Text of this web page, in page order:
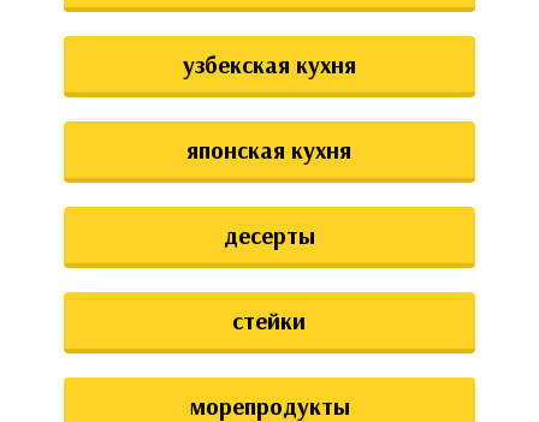
узбекская кухня
японская кухня
десерты
стейки
морепродукты